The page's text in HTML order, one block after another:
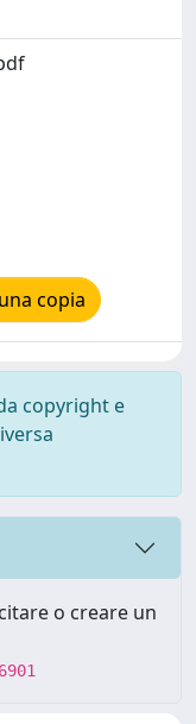
copia
copyright e
o creare un